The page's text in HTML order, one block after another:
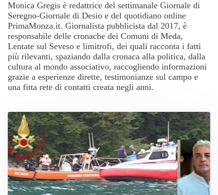
Monica Gregis è redattrice del settimanale Giornale di
Seregno-Giornale di Desio e del quotidiano online
PrimaMonza.it. Giornalista pubblicista dal 2017, è
responsabile delle cronache dei Comuni di Meda,
Lentate sul Seveso e limitrofi, dei quali racconta i fatti
più rilevanti, spaziando dalla cronaca alla politica, dalla
cultura al mondo associativo, raccogliendo informazioni
grazie a esperienze dirette, testimonianze sul campo e
una fitta rete di contatti creata negli anni.